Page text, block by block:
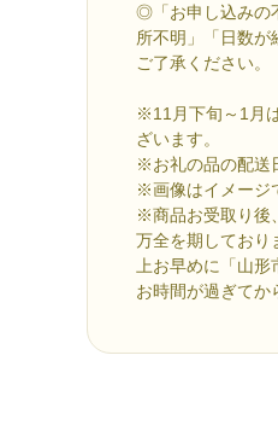
◎「お申し込みの
所不明」「日数が
ご了承ください。
※11月下旬～1月
ざいます。
※お礼の品の配送
※画像はイメージ
※商品お受取り後
万全を期しており
上お早めに「山
お時間が過ぎてか